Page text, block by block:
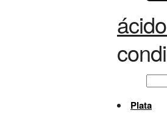
Plata